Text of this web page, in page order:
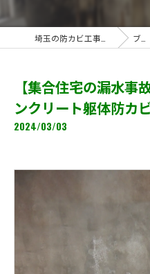
ブログ
【集合住宅の漏水事
ンクリート躯体防カ
2024/03/03